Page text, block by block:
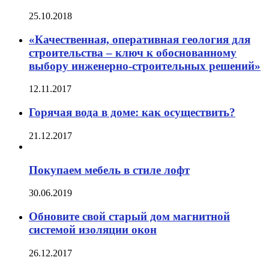
25.10.2018
«Качественная, оперативная геология для
строительства – ключ к обоснованному
выбору инженерно-строительных решений»
12.11.2017
Горячая вода в доме: как осуществить?
21.12.2017
Покупаем мебель в стиле лофт
30.06.2019
Обновите свой старый дом магнитной
системой изоляции окон
26.12.2017